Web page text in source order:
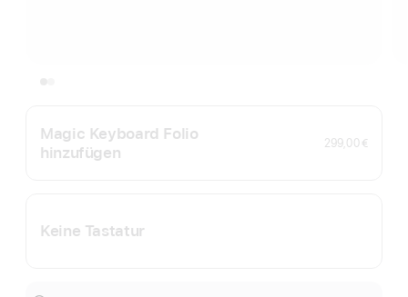
Magic Keyboard Folio
hinzufügen
299,00 €
Keine Tastatur